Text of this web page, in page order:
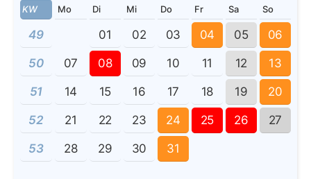
KW Mo Di Mi Do Fr Sa So
49 01 02 03 04 05 06
50 07 08 09 10 11 12 13
51 14 15 16 17 18 19 20
52 21 22 23 24 25 26 27
53 28 29 30 31